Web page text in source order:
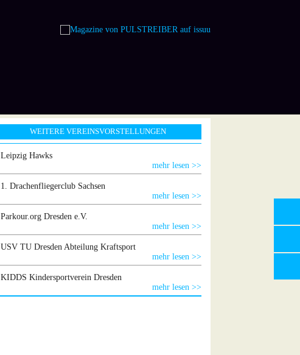
WEITERE VEREINSVORSTELLUNGEN
Leipzig Hawks
mehr lesen >>
1. Drachenfliegerclub Sachsen
mehr lesen >>
Parkour.org Dresden e.V.
mehr lesen >>
USV TU Dresden Abteilung Kraftsport
mehr lesen >>
KIDDS Kindersportverein Dresden
mehr lesen >>